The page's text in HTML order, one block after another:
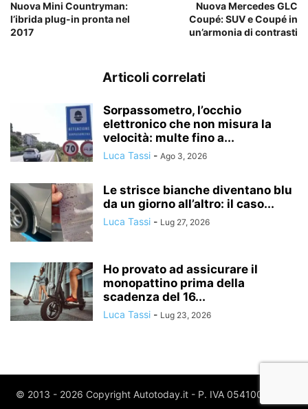
Nuova Mini Countryman:
l’ibrida plug-in pronta nel
2017
Nuova Mercedes GLC
Coupé: SUV e Coupé in
un’armonia di contrasti
Articoli correlati
Sorpassometro, l’occhio
elettronico che non misura la
velocità: multe fino a...
Luca Tassi - Ago 3, 2026
Le strisce bianche diventano blu
da un giorno all’altro: il caso...
Luca Tassi - Lug 27, 2026
Ho provato ad assicurare il
monopattino prima della
scadenza del 16...
Luca Tassi - Lug 23, 2026
© 2013 - 2026 Copyright Autotoday.it - P. IVA 05410020969